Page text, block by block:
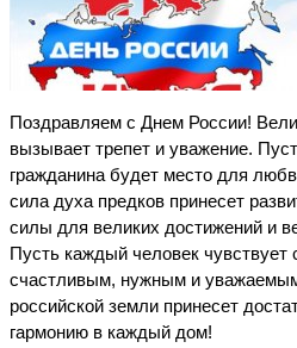
Поздравляем с Днем России!
вызывает трепет и уважение.
гражданина будет место для
сила духа предков принесет
силы для великих достижений и
Пусть каждый человек
счастливым, нужным и
российской земли принесет
гармонию в каждый дом!